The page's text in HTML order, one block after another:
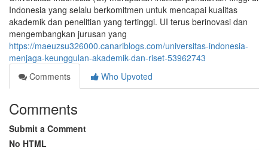
Indonesia yang selalu berkomitmen untuk mencapai kualitas
akademik dan penelitian yang tertinggi. UI terus berinovasi dan
mengembangkan jurusan yang
https://maeuzsu326000.canariblogs.com/universitas-indonesia-
menjaga-keunggulan-akademik-dan-riset-53962743
Comments
Who Upvoted
Comments
Submit a Comment
No HTML